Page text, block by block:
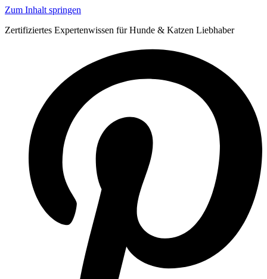
Zum Inhalt springen
Zertifiziertes Expertenwissen für Hunde & Katzen Liebhaber